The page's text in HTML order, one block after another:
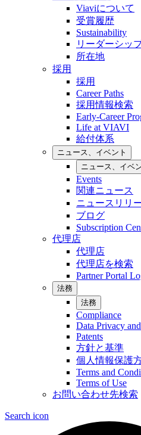
Viaviについて
受賞履歴
Sustainability
リーダーシッ
所在地
採用
採用
Career Paths
採用情報検索
Early-Career
Life at VIAVI
給付体系
ニュース、イベント
ニュース、イベ
Events
関連ニュース
ニュースリリ
ブログ
Subscription
代理店
代理店
代理店を検索
Partner Portal
法務
法務
Compliance
Data Privacy
Patents
方針と基準
個人情報保護
Terms and
Terms of Use
お問い合わせ先検索
Search icon